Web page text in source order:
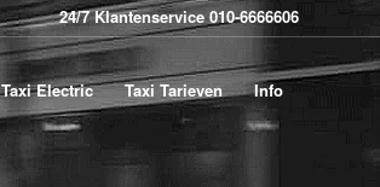
24/7 Klantenservice 010-6666606
Taxi Electric Taxi Tarieven Info